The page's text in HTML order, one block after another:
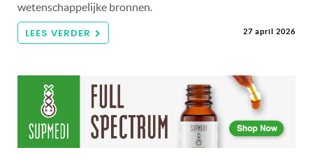
wetenschappelijke bronnen.
LEES VERDER 27 april 2026